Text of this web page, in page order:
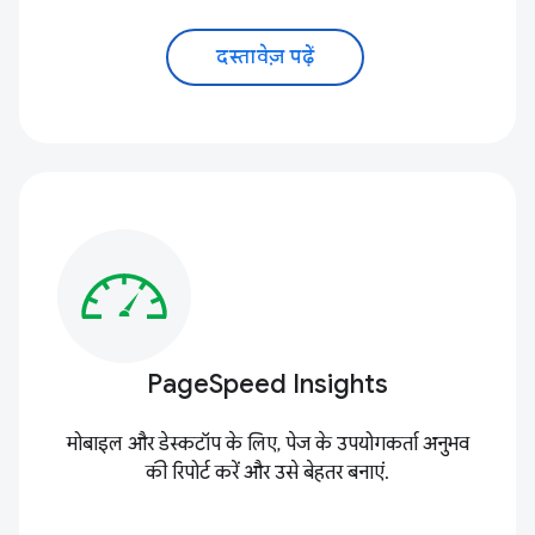
दस्तावेज़ पढ़ें
PageSpeed Insights
मोबाइल और डेस्कटॉप के लिए, पेज के उपयोगकर्ता अनुभव
की रिपोर्ट करें और उसे बेहतर बनाएं.